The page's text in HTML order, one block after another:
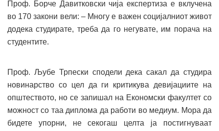
Проф. Борче Давитковски чија експертиза е вклучена
во 170 закони вели: – Многу е важен социјалниот живот
додека студирате, треба да го негувате, им порача на
студентите.
Проф. Љубе Трпески сподели дека сакал да студира
новинарство со цел да ги критикува девијациите на
општеството, но се запишал на Економски факултет со
можност со таа диплома да работи во медиум. Мора да
бидете упорни, не секогаш целта ја постигнуваат